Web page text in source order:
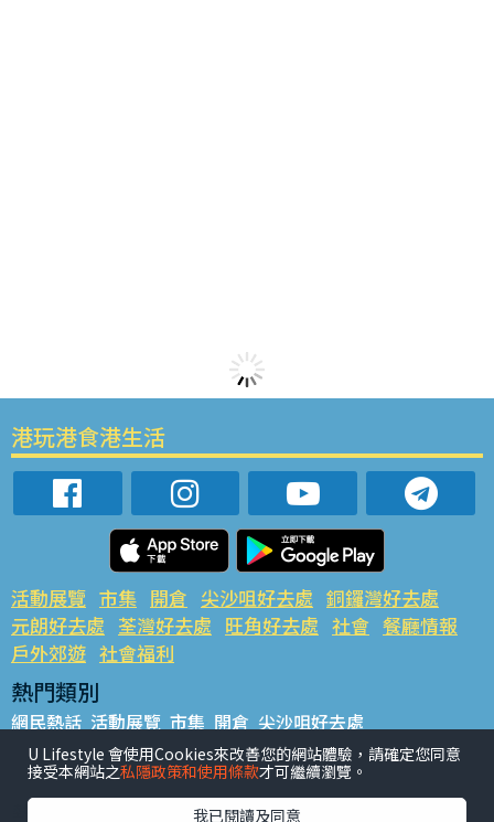
港玩港食港生活
活動展覽 市集 開倉 尖沙咀好去處 銅鑼灣好去處
元朗好去處 荃灣好去處 旺角好去處 社會 餐廳情報
戶外郊遊 社會福利
熱門類別
網民熱話 活動展覽 市集 開倉 尖沙咀好去處
銅鑼灣好去處 元朗好去處 荃灣好去處 旺角好去處 社會
餐廳情報 戶外郊遊
熱門標籤
U Lifestyle 會使用Cookies來改善您的網站體驗，請確定您同意
接受本網站之私隱政策和使用條款才可繼續瀏覽。
我已閱讀及同意